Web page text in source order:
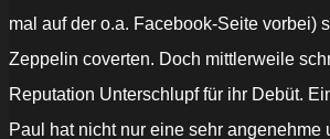
mal auf der o.a. Facebook-Seite vorbei)
Zeppelin coverten. Doch mittlerweile
Reputation Unterschlupf für ihr Debüt.
Paul hat nicht nur eine sehr